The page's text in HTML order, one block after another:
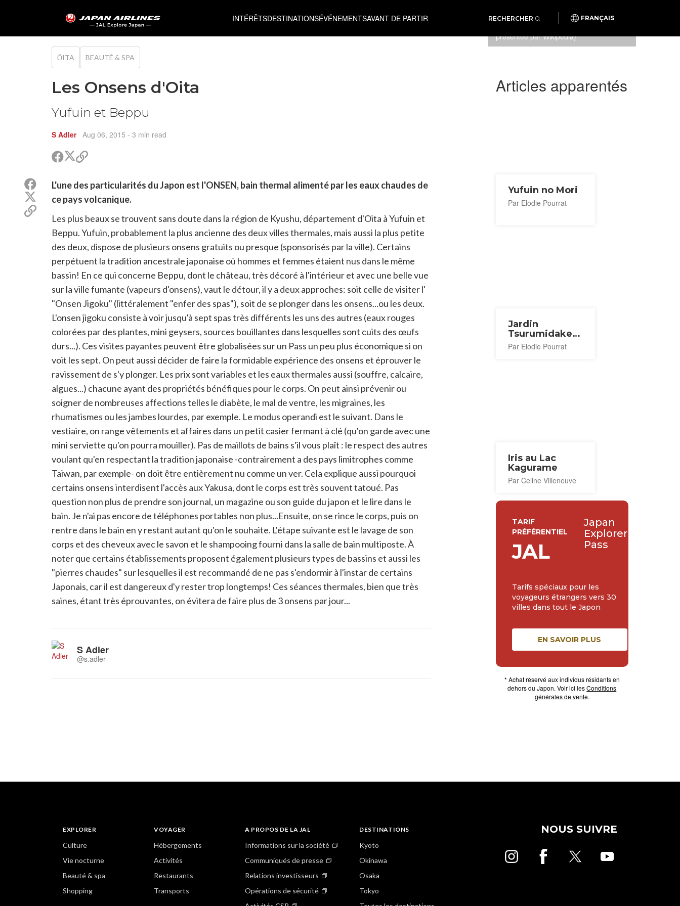
INTÉRÊTSDESTINATIONSÉVÉNEMENTSAVANT DE PARTIR RECHERCHER FRANÇAIS
JIGOKU : l'un des onsens (Photo
présentée parWikipedia)
ŌITA BEAUTÉ & SPA
Les Onsens d'Oita
Yufuin et Beppu
S Adler Aug 06, 2015 - 3 min read
PartagerPartager
sur
Copier
pour
partager
Partager
Facebook
Partager
sur
Twitter
Copier
partager
L'une des particularités du Japon est l'ONSEN, bain thermal alimenté par les eaux chaudes de
ce pays volcanique.
Les plus beaux se trouvent sans doute dans la région de Kyushu, département d'Oita à Yufuin et
Beppu. Yufuin, probablement la plus ancienne des deux villes thermales, mais aussi la plus petite
des deux, dispose de plusieurs onsens gratuits ou presque (sponsorisés par la ville). Certains
perpétuent la tradition ancestrale japonaise où hommes et femmes étaient nus dans le même
bassin! En ce qui concerne Beppu, dont le château, très décoré à l'intérieur et avec une belle vue
sur la ville fumante (vapeurs d'onsens), vaut le détour, il y a deux approches: soit celle de visiter l'
"Onsen Jigoku" (littéralement "enfer des spas"), soit de se plonger dans les onsens...ou les deux.
L'onsen jigoku consiste à voir jusqu'à sept spas très différents les uns des autres (eaux rouges
colorées par des plantes, mini geysers, sources bouillantes dans lesquelles sont cuits des œufs
durs...). Ces visites payantes peuvent être globalisées sur un Pass un peu plus économique si on
voit les sept. On peut aussi décider de faire la formidable expérience des onsens et éprouver le
ravissement de s'y plonger. Les prix sont variables et les eaux thermales aussi (souffre, calcaire,
algues...) chacune ayant des propriétés bénéfiques pour le corps. On peut ainsi prévenir ou
soigner de nombreuses affections telles le diabète, le mal de ventre, les migraines, les
rhumatismes ou les jambes lourdes, par exemple. Le modus operandi est le suivant. Dans le
vestiaire, on range vêtements et affaires dans un petit casier fermant à clé (qu'on garde avec une
mini serviette qu'on pourra mouiller). Pas de maillots de bains s'il vous plaît : le respect des autres
voulant qu'en respectant la tradition japonaise -contrairement a des pays limitrophes comme
Taiwan, par exemple- on doit être entièrement nu comme un ver. Cela explique aussi pourquoi
certains onsens interdisent l'accès aux Yakusa, dont le corps est très souvent tatoué. Pas
question non plus de prendre son journal, un magazine ou son guide du japon et le lire dans le
bain. Je n'ai pas encore de téléphones portables non plus...Ensuite, on se rince le corps, puis on
rentre dans le bain en y restant autant qu'on le souhaite. L'étape suivante est le lavage de son
corps et des cheveux avec le savon et le shampooing fourni dans la salle de bain multiposte. À
noter que certains établissements proposent également plusieurs types de bassins et aussi les
"pierres chaudes" sur lesquelles il est recommandé de ne pas s'endormir à l'instar de certains
Japonais, car il est dangereux d'y rester trop longtemps! Ces séances thermales, bien que très
saines, étant très éprouvantes, on évitera de faire plus de 3 onsens par jour...
S Adler
@s.adler
Articles apparentés
Yufuin no Mori
Par Elodie Pourrat
Jardin
Tsurumidake
Shinzen
Par Elodie Pourrat
Iris au Lac
Kagurame
Par Celine Villeneuve
TARIF
PRÉFÉRENTIEL
JAL
Japan
Explorer
Pass
Tarifs spéciaux pour les
voyageurs étrangers vers 30
villes dans tout le Japon
EN SAVOIR PLUS
* Achat réservé aux individus résidants en
dehors du Japon. Voir ici lesConditions
générales de vente.
EXPLORER
Culture
Vie nocturne
Beauté & spa
Shopping
VOYAGER
Hébergements
Activités
Restaurants
Transports
A PROPOS DE LA JAL
Informations sur la société
Communiqués de presse
Relations investisseurs
Opérations de sécurité
DESTINATIONS
Kyoto
Okinawa
Osaka
Tokyo
NOUS SUIVRE